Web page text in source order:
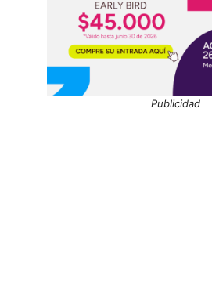
Publicidad